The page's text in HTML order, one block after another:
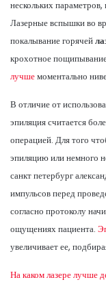
нескольких
Лазерные вспышки во
покалывание горячей
крохотное
лучшемоментально
В отличие от
эпиляция считается
операцией. Для того
эпиляцию или немного
санкт петербург
импульсов перед
согласно протоколу
ощущениях пациента.
увеличивает ее,
На каком лазере лучше